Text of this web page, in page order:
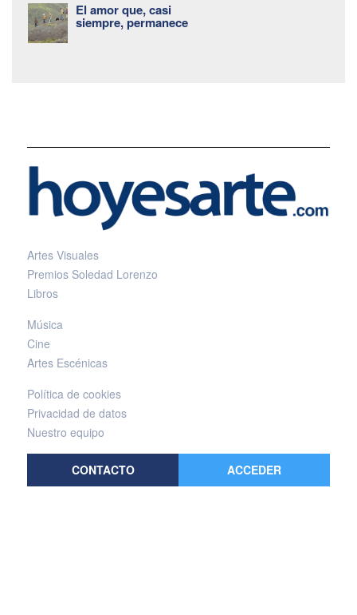
El amor que, casi
siempre, permanece
Artes Visuales
Premios Soledad Lorenzo
Libros
Música
Cine
Artes Escénicas
Política de cookies
Privacidad de datos
Nuestro equipo
CONTACTO ACCEDER